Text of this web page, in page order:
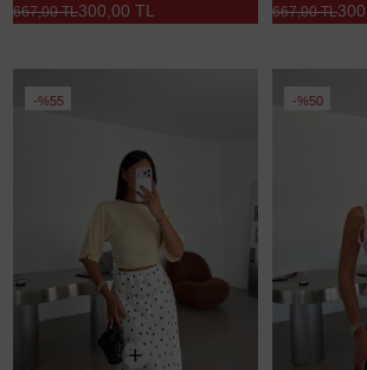
300,00 TL
667,00 TL 667,00 TL
%55 %50